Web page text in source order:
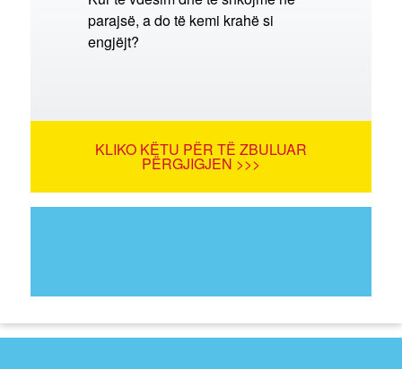
parajsë, a do të kemi krahë si
engjëjt?
KLIKO KËTU PËR TË ZBULUAR
PËRGJIGJEN >>>